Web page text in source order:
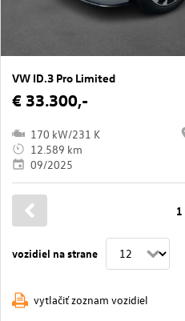
VW ID.3 Pro Limited
€ 33.300,-
170 kW/231 K
12.589 km
09/2025
vozidiel na strane
1
vytlačiť zoznam vozidiel